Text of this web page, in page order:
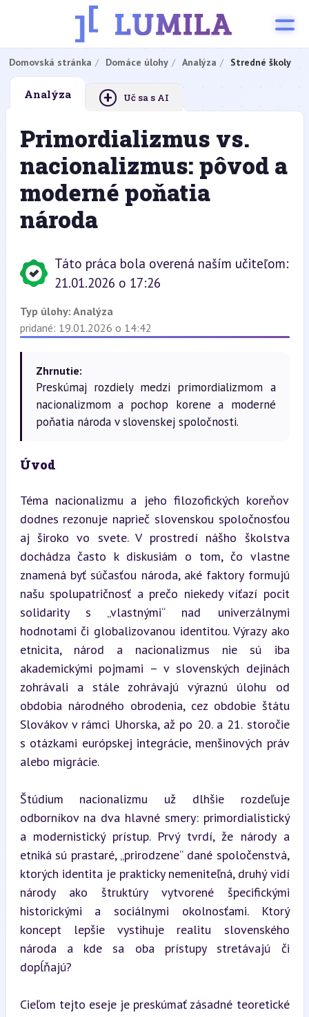
Domovská stránka Domáce úlohy Analýza Stredné školy
Analýza + Uč sa s AI
Primordializmus vs.
nacionalizmus: pôvod a
moderné poňatia
národa
Táto práca bola overená naším učiteľom:
21.01.2026 o 17:26
Typ úlohy: Analýza
pridané: 19.01.2026 o 14:42
Zhrnutie:
Preskúmaj rozdiely medzi primordializmom a
nacionalizmom a pochop korene a moderné
poňatia národa v slovenskej spoločnosti.
Úvod
Téma nacionalizmu a jeho filozofických koreňov
dodnes rezonuje naprieč slovenskou spoločnosťou
aj široko vo svete. V prostredí nášho školstva
dochádza často k diskusiám o tom, čo vlastne
znamená byť súčasťou národa, aké faktory formujú
našu spolupatričnosť a prečo niekedy víťazí pocit
solidarity s „vlastnými“ nad univerzálnymi
hodnotami či globalizovanou identitou. Výrazy ako
etnicita, národ a nacionalizmus nie sú iba
akademickými pojmami – v slovenských dejinách
zohrávali a stále zohrávajú výraznú úlohu od
obdobia národného obrodenia, cez obdobie štátu
Slovákov v rámci Uhorska, až po 20. a 21. storočie
s otázkami európskej integrácie, menšinových práv
alebo migrácie.
Štúdium nacionalizmu už dlhšie rozdeľuje
odborníkov na dva hlavné smery: primordialistický
a modernistický prístup. Prvý tvrdí, že národy a
etniká sú prastaré, „prirodzene“ dané spoločenstvá,
ktorých identita je prakticky nemeniteľná, druhý vidí
národy ako štruktúry vytvorené špecifickými
historickými a sociálnymi okolnosťami. Ktorý
koncept lepšie vystihuje realitu slovenského
národa a kde sa oba prístupy stretávajú či
dopĺňajú?
Cieľom tejto eseje je preskúmať zásadné teoretické